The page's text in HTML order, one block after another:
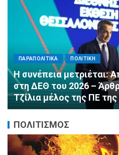
ΠΑΡΑΠΟΛΙΤΙΚΑ ΠΟΛΙΤΙΚΗ
Αλληλεγγύη χωρίς
εμφιαλωμένα νερά για
Μέγαρα από τη ΔΕΕΠ Α’
ΔΗΜ.Τ.Ο.
ΠΟΛΙΤΙΣΜΟΣ